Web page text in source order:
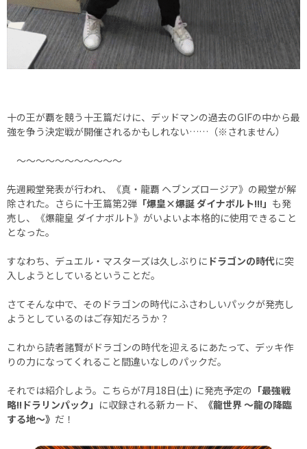
十の王が覇を競う十王篇だけに、デッドマンの過去のGIFの中から最
強を争う決定戦が開催されるかもしれない……（※されません）
～～～～～～～～～～～
先週殿堂発表が行われ、《真・龍覇 ヘブンズロージア》の殿堂が解
除された。さらに十王篇第2弾 「爆皇×爆誕 ダイナボルト!!!」 も発
売し、《爆龍皇 ダイナボルト》がいよいよ本格的に使用できること
となった。
すなわち、デュエル・マスターズは久しぶりに ドラゴンの時代に突
入しようとしているということだ。
さてそんな中で、そのドラゴンの時代にふさわしいパックが発売し
ようとしているのはご存知だろうか？
これから読者諸賢がドラゴンの時代を迎えるにあたって、デッキ作
りの力になってくれること間違いなしのパックだ。
それでは紹介しよう。こちらが7月18日(土) に発売予定の 「最強戦
略!!ドラリンパック」 に収録される新カード、
《龍世界 ～龍の降臨
する地～》 だ！